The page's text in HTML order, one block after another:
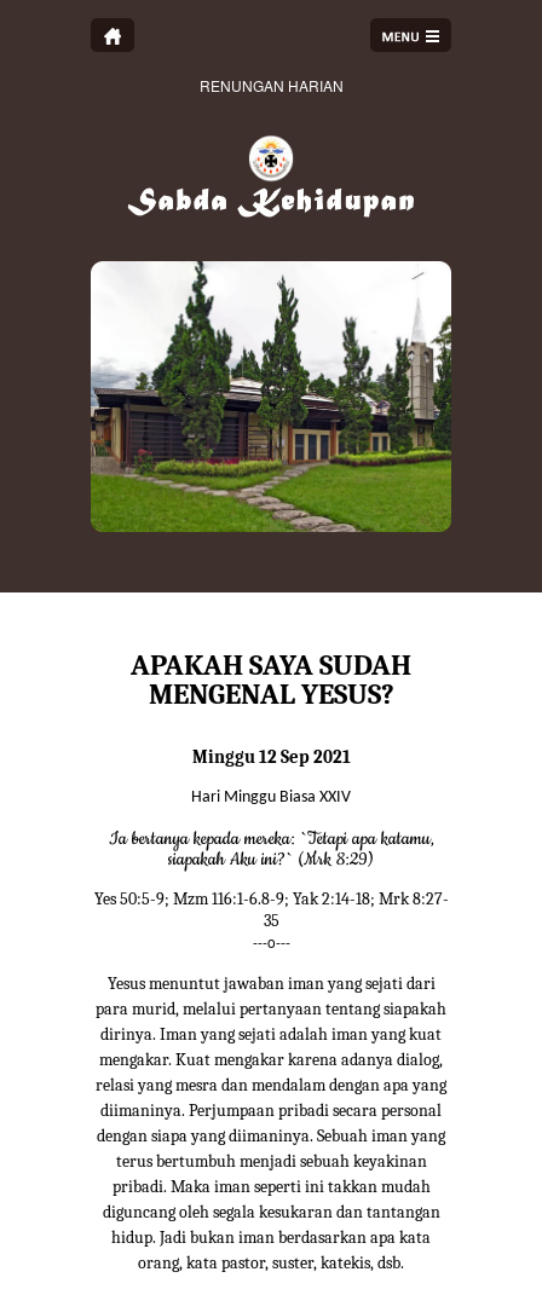
RENUNGAN HARIAN
APAKAH SAYA SUDAH
MENGENAL YESUS?
Minggu 12 Sep 2021
Hari Minggu Biasa XXIV
Ia bertanya kepada mereka: `Tetapi apa katamu,
siapakah Aku ini?` (Mrk 8:29)
Yes 50:5-9; Mzm 116:1-6.8-9; Yak 2:14-18; Mrk 8:27-
35
---o---
Yesus menuntut jawaban iman yang sejati dari
para murid, melalui pertanyaan tentang siapakah
dirinya. Iman yang sejati adalah iman yang kuat
mengakar. Kuat mengakar karena adanya dialog,
relasi yang mesra dan mendalam dengan apa yang
diimaninya. Perjumpaan pribadi secara personal
dengan siapa yang diimaninya. Sebuah iman yang
terus bertumbuh menjadi sebuah keyakinan
pribadi. Maka iman seperti ini takkan mudah
diguncang oleh segala kesukaran dan tantangan
hidup. Jadi bukan iman berdasarkan apa kata
orang, kata pastor, suster, katekis, dsb.